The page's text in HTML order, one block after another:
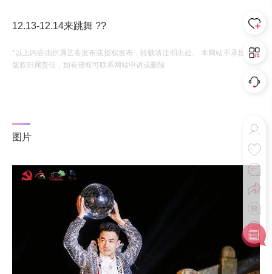
12.13-12.14来跳舞 ??
*以上内容由所属艺客发布或授权发布，转载请注明出处。 本网站不承担相应
版权归属责任，如有侵权可联系网站申诉或删除
图片